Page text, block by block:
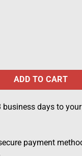
MOLLE fastening,
ADD TO CART
business days to
payment